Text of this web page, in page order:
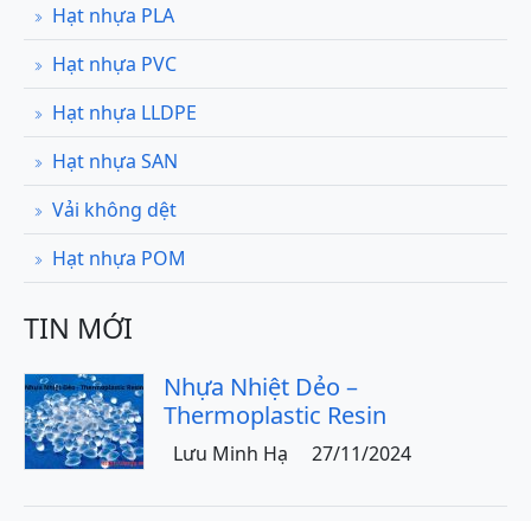
Hạt nhựa PLA
Hạt nhựa PVC
Hạt nhựa LLDPE
Hạt nhựa SAN
Vải không dệt
Hạt nhựa POM
TIN MỚI
Nhựa Nhiệt Dẻo –
Thermoplastic Resin
Lưu Minh Hạ 27/11/2024